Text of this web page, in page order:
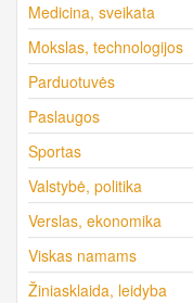
Medicina, sveikata
Mokslas, technologijos
Parduotuvės
Paslaugos
Sportas
Valstybė, politika
Verslas, ekonomika
Viskas namams
Žiniasklaida, leidyba